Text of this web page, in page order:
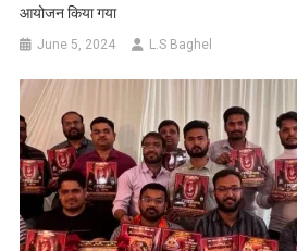
आयोजन किया गया
June 5, 2024 L.S Baghel